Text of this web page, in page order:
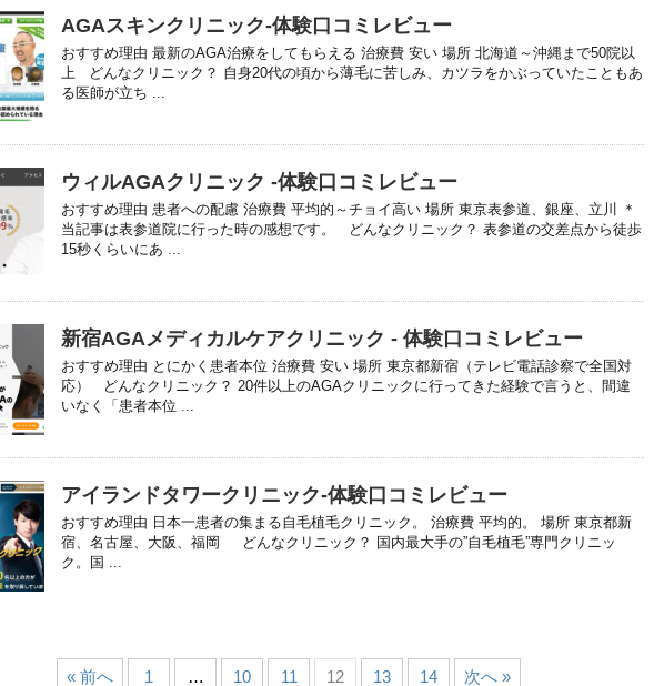
AGAスキンクリニック-体験口コミレビュー
おすすめ理由 最新のAGA治療をしてもらえる 治療費 安い 場所 北海道～沖縄まで50院以
上 どんなクリニック？ 自身20代の頃から薄毛に苦しみ、カツラをかぶっていたこともあ
る医師が立ち ...
ウィルAGAクリニック -体験口コミレビュー
おすすめ理由 患者への配慮 治療費 平均的～チョイ高い 場所 東京表参道、銀座、立川 ＊
当記事は表参道院に行った時の感想です。 どんなクリニック？ 表参道の交差点から徒歩
15秒くらいにあ ...
新宿AGAメディカルケアクリニック - 体験口コミレビュー
おすすめ理由 とにかく患者本位 治療費 安い 場所 東京都新宿（テレビ電話診察で全国対
応） どんなクリニック？ 20件以上のAGAクリニックに行ってきた経験で言うと、間違
いなく「患者本位 ...
アイランドタワークリニック-体験口コミレビュー
おすすめ理由 日本一患者の集まる自毛植毛クリニック。 治療費 平均的。 場所 東京都新
宿、名古屋、大阪、福岡 どんなクリニック？ 国内最大手の”自毛植毛”専門クリニッ
ク。国 ...
« 前へ 1 … 10 11 12 13 14 次へ »